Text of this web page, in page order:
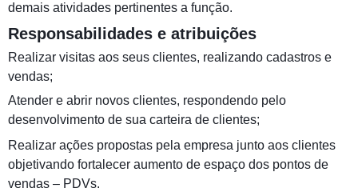
demais atividades pertinentes a função.
Responsabilidades e atribuições
Realizar visitas aos seus clientes, realizando cadastros e
vendas;
Atender e abrir novos clientes, respondendo pelo
desenvolvimento de sua carteira de clientes;
Realizar ações propostas pela empresa junto aos clientes
objetivando fortalecer aumento de espaço dos pontos de
vendas – PDVs.